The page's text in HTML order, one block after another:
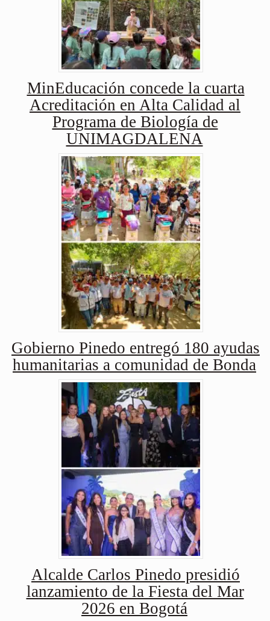
MinEducación concede la cuarta
Acreditación en Alta Calidad al
Programa de Biología de
UNIMAGDALENA
Gobierno Pinedo entregó 180 ayudas
humanitarias a comunidad de Bonda
Alcalde Carlos Pinedo presidió
lanzamiento de la Fiesta del Mar
2026 en Bogotá